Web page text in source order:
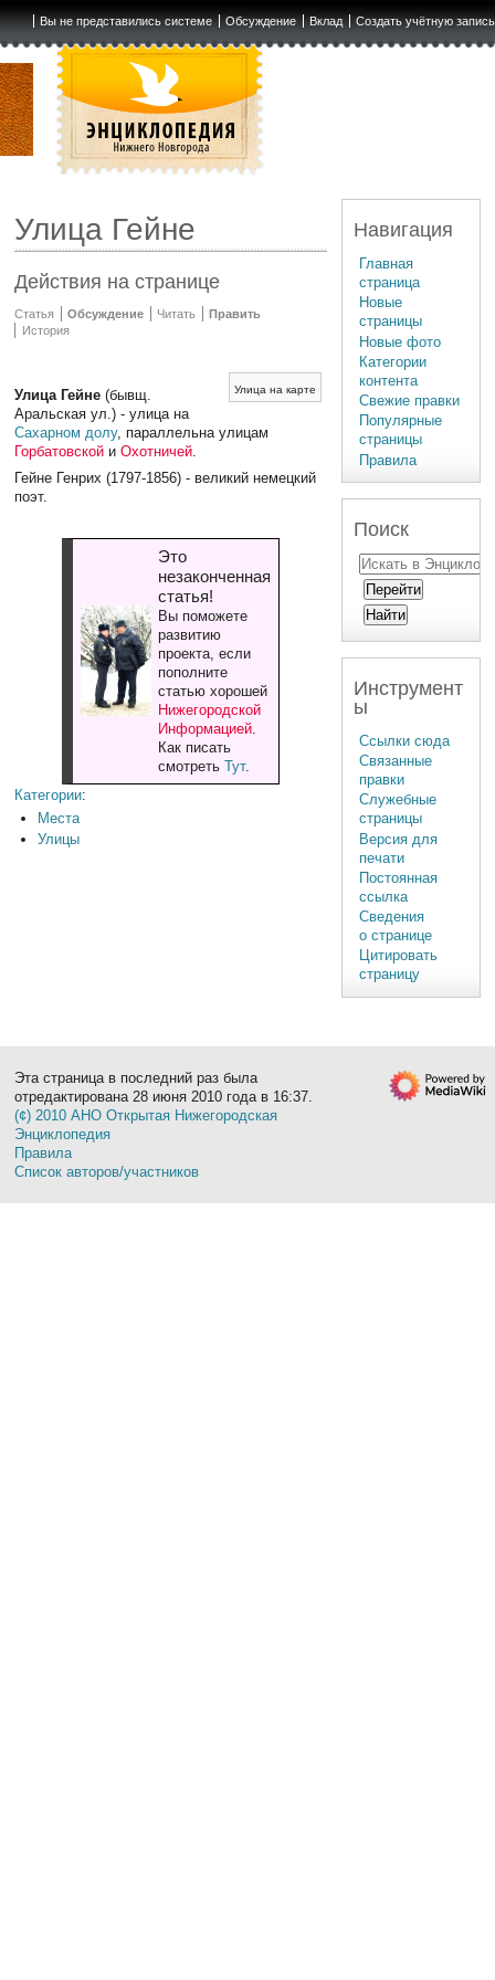
Вы не представились системе Обсуждение Вклад Создать учётную запись
Улица Гейне
Действия на странице
Статья Обсуждение Читать
Править
История
Улица на карте
Улица Гейне (бывщ.
Аральская ул.) - улица на
Сахарном долу, параллельна улицам
Горбатовской иОхотничей.
Гейне Генрих (1797-1856) - великий немецкий
поэт.
Это
незаконченная
статья!
Вы поможете
развитию
проекта, если
пополните
статью хорошей
Нижегородской
Информацией.
Как писать
смотреть Тут.
Категории:
Места
Улицы
Навигация
Главная
страница
Новые
страницы
Новые фото
Категории
контента
Свежие правки
Популярные
страницы
Правила
Поиск
Инструмент
ы
Ссылки сюда
Связанные
правки
Служебные
страницы
Версия для
печати
Постоянная
ссылка
Сведения
о странице
Цитировать
страницу
Эта страница в последний раз была
отредактирована 28 июня 2010 года в 16:37.
(¢) 2010 АНО Открытая Нижегородская
Энциклопедия
Правила
Список авторов/участников